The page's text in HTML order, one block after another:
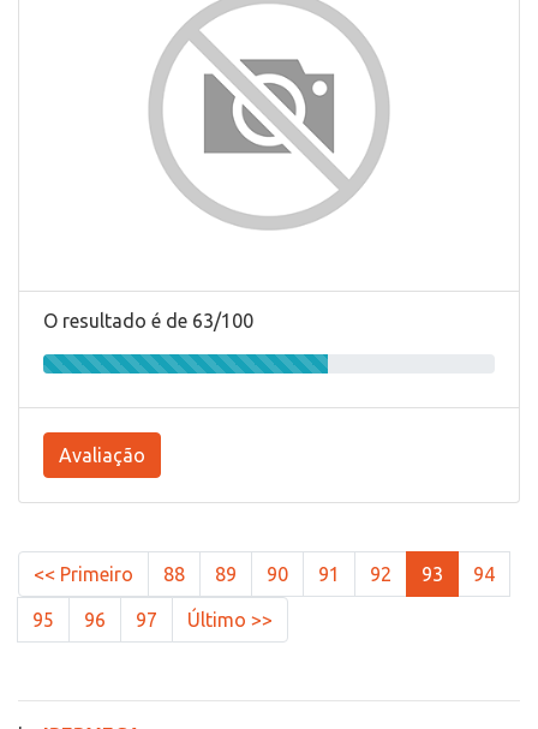
O resultado é de 63/100
Avaliação
<< Primeiro 88 89 90 91 92 93 94
95 96 97 Último >>